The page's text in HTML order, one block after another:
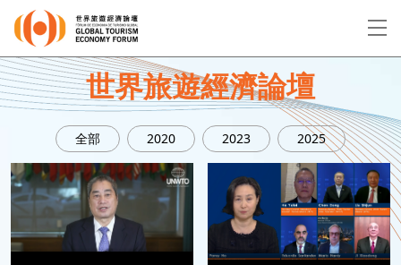
EN 繁 简
關於論壇
論壇議程
演講者
世界旅遊經濟論壇
全部 2020 2023 2025